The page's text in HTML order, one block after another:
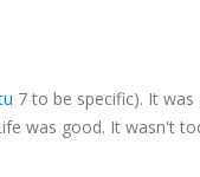
7 to be specific). It
was good. It wasn't